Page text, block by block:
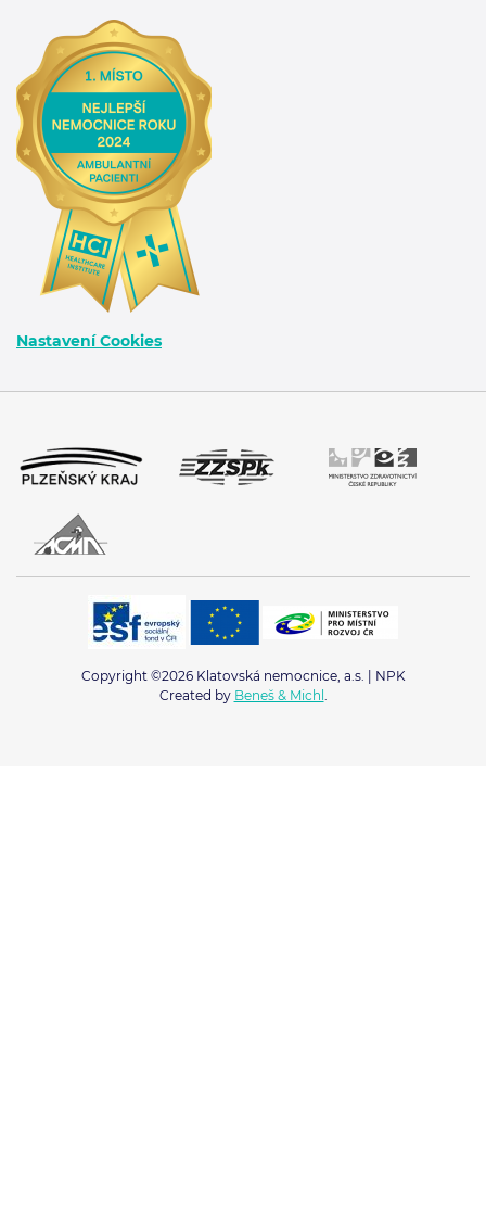
Nastavení Cookies
Copyright ©2026 Klatovská nemocnice, a.s. | NPK
Created by Beneš & Michl .